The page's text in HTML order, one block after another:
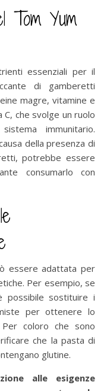
Tom Yum
essenziali per il
di gamberetti
magre, vitamine e
che svolge un ruolo
immunitario.
della presenza di
potrebbe essere
consumarlo con
essere adattata per
Per esempio, se
possibile sostituire i
per ottenere lo
coloro che sono
che la pasta di
glutine.
alle esigenze